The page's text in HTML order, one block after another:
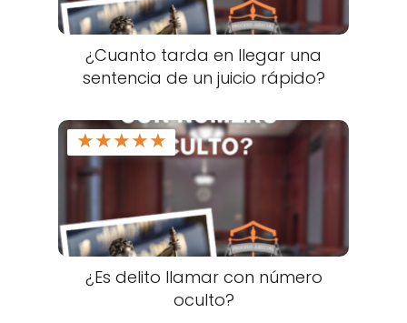
¿Cuanto tarda en llegar una
sentencia de un juicio rápido?
★★★★★
¿Es delito llamar con número
oculto?